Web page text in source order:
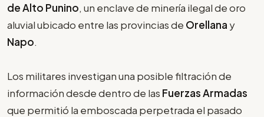
de Alto Punino, un enclave de minería ilegal de oro
aluvial ubicado entre las provincias de Orellana y
Napo.
Los militares investigan una posible filtración de
información desde dentro de las Fuerzas Armadas
que permitió la emboscada perpetrada el pasado